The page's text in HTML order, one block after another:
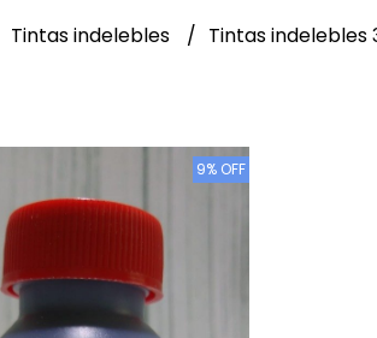
Tintas indelebles Tintas indelebles
9% OFF